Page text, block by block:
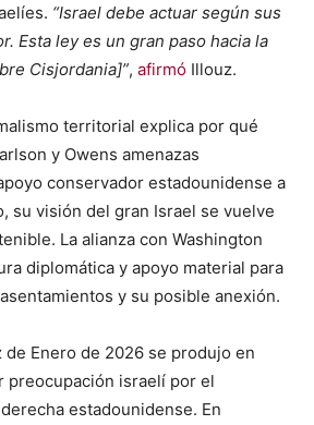
“Israel debe actuar según sus
Esta ley es un gran paso hacia la
Cisjordania]”, afirmó Illouz.
territorial explica por qué
y Owens amenazas
conservador estadounidense a
su visión del gran Israel se vuelve
La alianza con Washington
diplomática y apoyo material para
y su posible anexión.
Enero de 2026 se produjo en
preocupación israelí por el
estadounidense. En